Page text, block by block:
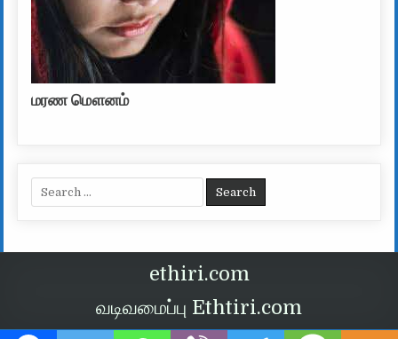
மரண மௌனம்
Search for:
ethiri.com
வடிவமைப்பு Ethtiri.com